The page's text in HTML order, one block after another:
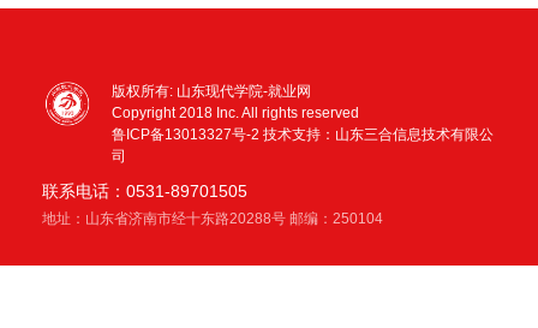
版权所有: 山东现代学院-就业网
Copyright 2018 Inc. All rights reserved
鲁ICP备13013327号-2技术支持：山东三合信息技术有限公
司
联系电话：0531-89701505
地址：山东省济南市经十东路20288号 邮编：250104